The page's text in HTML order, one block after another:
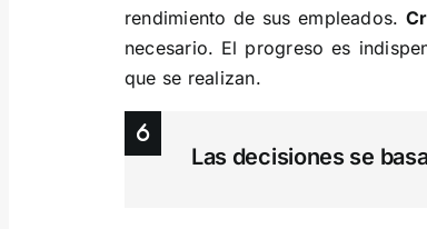
rendimiento de sus empleados.
necesario. El progreso es
que se realizan.
Las decisiones se